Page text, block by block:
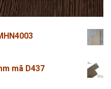
mã D437